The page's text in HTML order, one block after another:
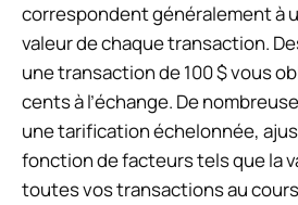
correspondent généralement à
valeur de chaque transaction.
une transaction de 100 $ vous
cents à l’échange. De
une tarification échelonnée,
fonction de facteurs tels que la
toutes vos transactions au